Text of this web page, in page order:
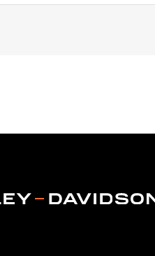
Montagekit für